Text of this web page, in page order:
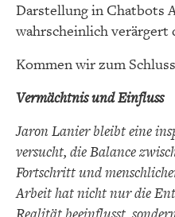
Darstellung in Chatbots
wahrscheinlich verärgert
Kommen wir zum
Vermächtnis und Einfluss
Jaron Lanier bleibt eine
versucht, die Balance
Fortschritt und
Arbeit hat nicht nur die